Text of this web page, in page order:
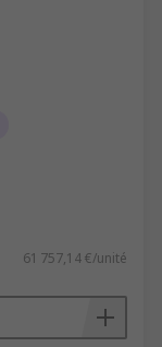
61 757,14 €/unité